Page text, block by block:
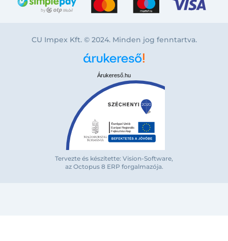
Bejelentkezés e-mail-címmel
CU Impex Kft. © 2024. Minden jog fenntartva.
Árukereső.hu
Tervezte és készítette: Vision-Software,
az Octopus 8 ERP forgalmazója.